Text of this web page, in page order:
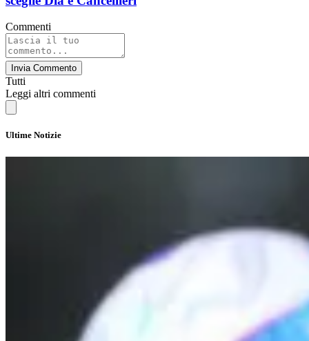
Commenti
Invia Commento
Tutti
Leggi altri commenti
Ultime Notizie